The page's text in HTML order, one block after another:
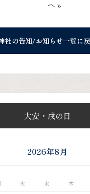
へ »
社の告知/お知らせ一覧に
大安・戌の日
2026年8月
火 水 木